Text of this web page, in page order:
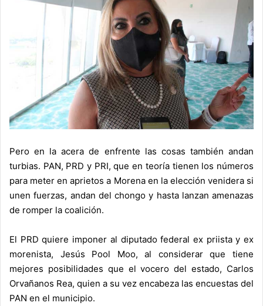
Pero en la acera de enfrente las cosas también andan
turbias. PAN, PRD y PRI, que en teoría tienen los números
para meter en aprietos a Morena en la elección venidera si
unen fuerzas, andan del chongo y hasta lanzan amenazas
de romper la coalición.
El PRD quiere imponer al diputado federal ex priista y ex
morenista, Jesús Pool Moo, al considerar que tiene
mejores posibilidades que el vocero del estado, Carlos
Orvañanos Rea, quien a su vez encabeza las encuestas del
PAN en el municipio.